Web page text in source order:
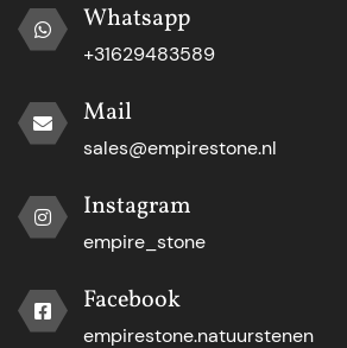
Whatsapp
+31629483589
Mail
sales@empirestone.nl
Instagram
empire_stone
Facebook
empirestone.natuurstenen